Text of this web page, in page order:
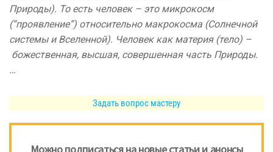
Природы). То есть человек – это микрокосм
(“проявление”) относительно макрокосма (Солнечной
системы и Вселенной). Человек как материя (тело) –
божественная, высшая, совершенная часть Природы.
…
Задать вопрос мастеру
Можно подписаться на новые статьи и анонсы